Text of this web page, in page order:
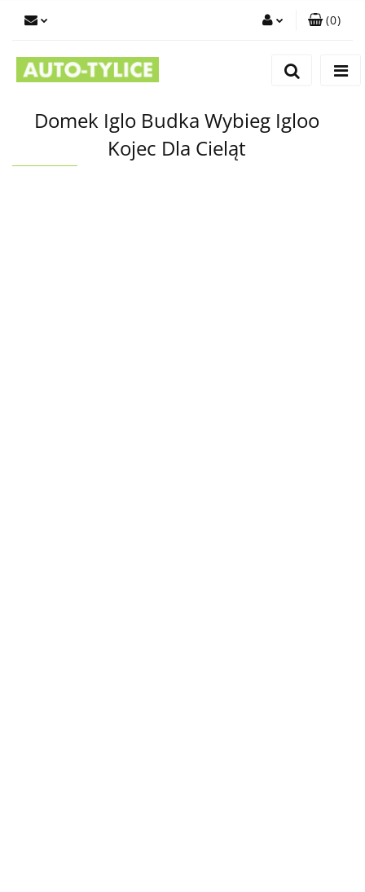
Dodaj zgłoszenie
(0)
Domek Iglo Budka Wybieg Igloo
Kojec Dla Cieląt